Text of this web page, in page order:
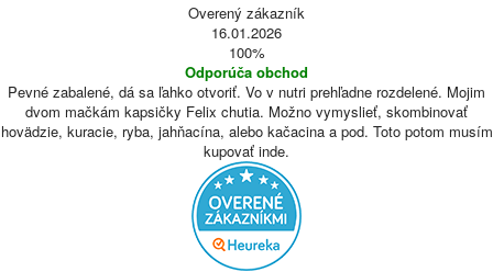
Overený zákazník
16.01.2026
100%
Odporúča obchod
Pevné zabalené, dá sa ľahko otvoriť. Vo v nutri prehľadne rozdelené. Mojim
dvom mačkám kapsičky Felix chutia. Možno vymyslieť, skombinovať
hovädzie, kuracie, ryba, jahňacína, alebo kačacina a pod. Toto potom musím
kupovať inde.